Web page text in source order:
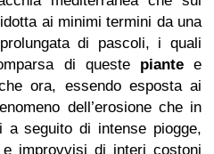
ai minimi termini da una
di pascoli, i quali
di queste piantee
ora, essendo esposta ai
dell’erosione che in
a seguito di intense piogge,
improvvisi di interi costoni